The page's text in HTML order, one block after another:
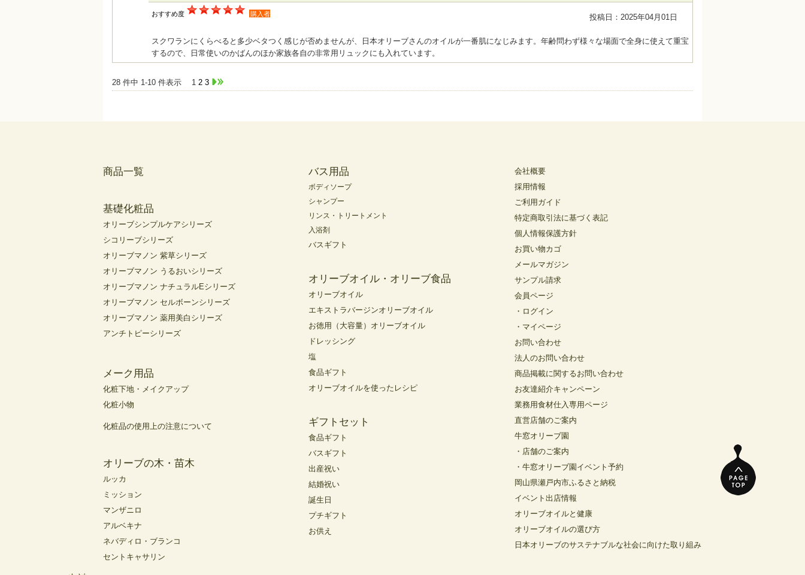
投稿日：2025年04月01日
おすすめ度 購入者
スクワランにくらべると多少ベタつく感じが否めませんが、日本オリーブさんのオイルが一番肌になじみます。年齢問わず様々な場面で全身に使えて重宝
するので、日常使いのかばんのほか家族各自の非常用リュックにも入れています。
28 件中 1-10 件表示 1 2 3
商品一覧
基礎化粧品
オリーブシンプルケアシリーズ
シコリーブシリーズ
オリーブマノン 紫草シリーズ
オリーブマノン うるおいシリーズ
オリーブマノン ナチュラルEシリーズ
オリーブマノン セルボーンシリーズ
オリーブマノン 薬用美白シリーズ
アンチトピーシリーズ
メーク用品
化粧下地・メイクアップ
化粧小物
化粧品の使用上の注意について
オリーブの木・苗木
ルッカ
ミッション
マンザニロ
アルベキナ
ネバディロ・ブランコ
セントキャサリン
バス用品
ボディソープ
シャンプー
リンス・トリートメント
入浴剤
バスギフト
オリーブオイル・オリーブ食品
オリーブオイル
エキストラバージンオリーブオイル
お徳用（大容量）オリーブオイル
ドレッシング
塩
食品ギフト
オリーブオイルを使ったレシピ
ギフトセット
食品ギフト
バスギフト
出産祝い
結婚祝い
誕生日
プチギフト
お供え
会社概要
採用情報
ご利用ガイド
特定商取引法に基づく表記
個人情報保護方針
お買い物カゴ
メールマガジン
サンプル請求
会員ページ
・ログイン
・マイページ
お問い合わせ
法人のお問い合わせ
商品掲載に関するお問い合わせ
お友達紹介キャンペーン
業務用食材仕入専用ページ
直営店舗のご案内
牛窓オリーブ園
・店舗のご案内
・牛窓オリーブ園イベント予約
岡山県瀬戸内市ふるさと納税
イベント出店情報
オリーブオイルと健康
オリーブオイルの選び方
日本オリーブのサステナブルな社会に向けた取り組み